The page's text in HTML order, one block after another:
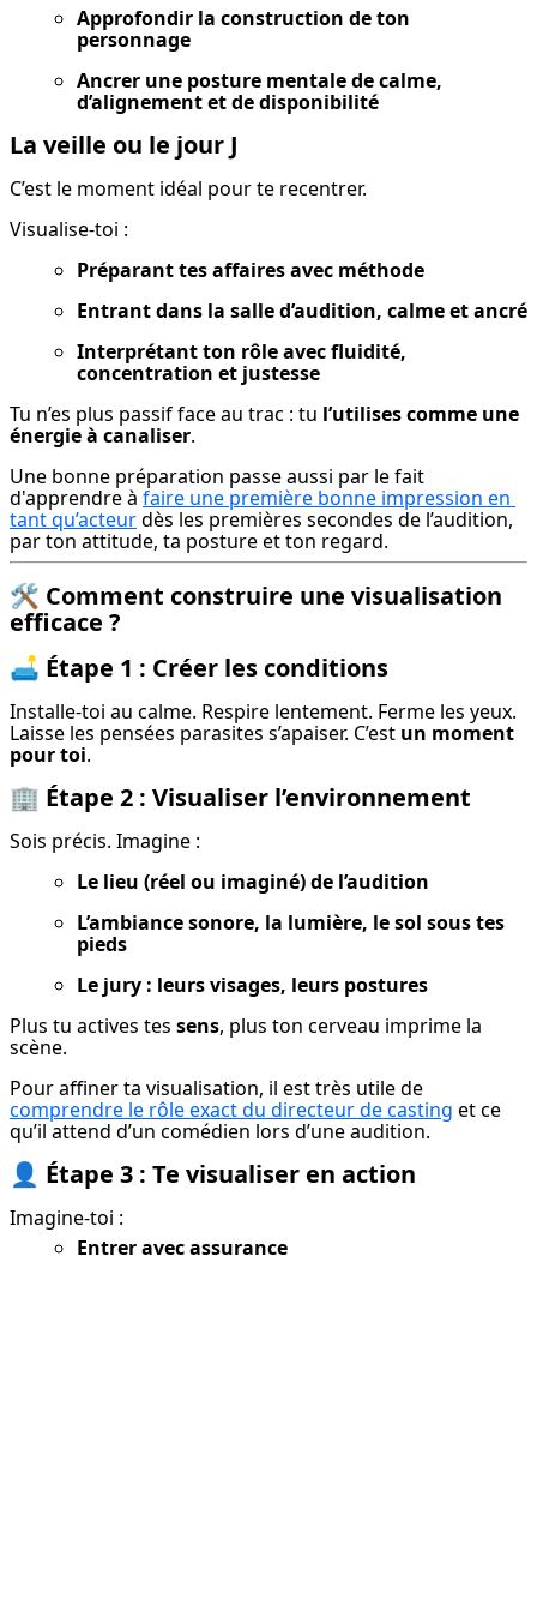
Approfondir la construction de ton
personnage
Ancrer une posture mentale de calme,
d’alignement et de disponibilité
La veille ou le jour J
C’est le moment idéal pour te recentrer.
Visualise-toi :
Préparant tes affaires avec méthode
Entrant dans la salle d’audition, calme et ancré
Interprétant ton rôle avec fluidité,
concentration et justesse
Tu n’es plus passif face au trac : tu l’utilises comme une
énergie à canaliser.
Une bonne préparation passe aussi par le fait
d'apprendre à faire une première bonne impression en
tant qu’acteur dès les premières secondes de l’audition,
par ton attitude, ta posture et ton regard.
🛠️ Comment construire une visualisation
efficace ?
🛋️ Étape 1 : Créer les conditions
Installe-toi au calme. Respire lentement. Ferme les yeux.
Laisse les pensées parasites s’apaiser. C’est un moment
pour toi.
🏢 Étape 2 : Visualiser l’environnement
Sois précis. Imagine :
Le lieu (réel ou imaginé) de l’audition
L’ambiance sonore, la lumière, le sol sous tes
pieds
Le jury : leurs visages, leurs postures
Plus tu actives tes sens, plus ton cerveau imprime la
scène.
comprendre le rôle exact du directeur de casting et ce
qu’il attend d’un comédien lors d’une audition.
👤 Étape 3 : Te visualiser en action
Imagine-toi :
Entrer avec assurance